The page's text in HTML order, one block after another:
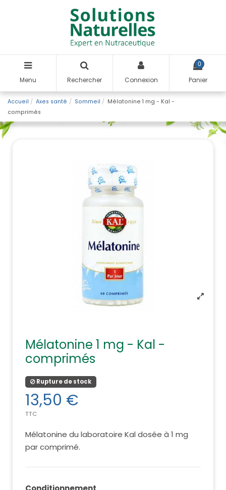
Menu Rechercher Connexion
0
Panier
Accueil Axes santé Sommeil
Mélatonine 1 mg - Kal -
comprimés
Mélatonine 1 mg - Kal -
comprimés
Rupture de stock
13,50 €
TTC
Mélatonine du laboratoire Kal dosée à 1 mg
par comprimé.